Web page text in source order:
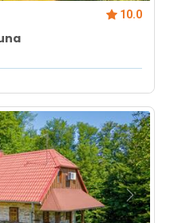
10.0